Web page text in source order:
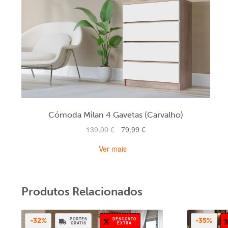
Cómoda Milan 4 Gavetas (Carvalho)
139,00€
O
original
79,99 €O
Ver mais
Produtos Relacionados
PORTES
GRÁTIS
DESCONTO
EXTRA
-32% -35%